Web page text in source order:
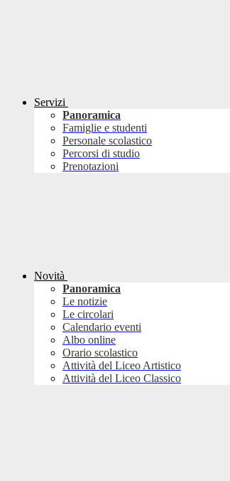
Servizi
Panoramica
Famiglie e studenti
Personale scolastico
Percorsi di studio
Prenotazioni
Novità
Panoramica
Le notizie
Le circolari
Calendario eventi
Albo online
Orario scolastico
Attività del Liceo Artistico
Attività del Liceo Classico